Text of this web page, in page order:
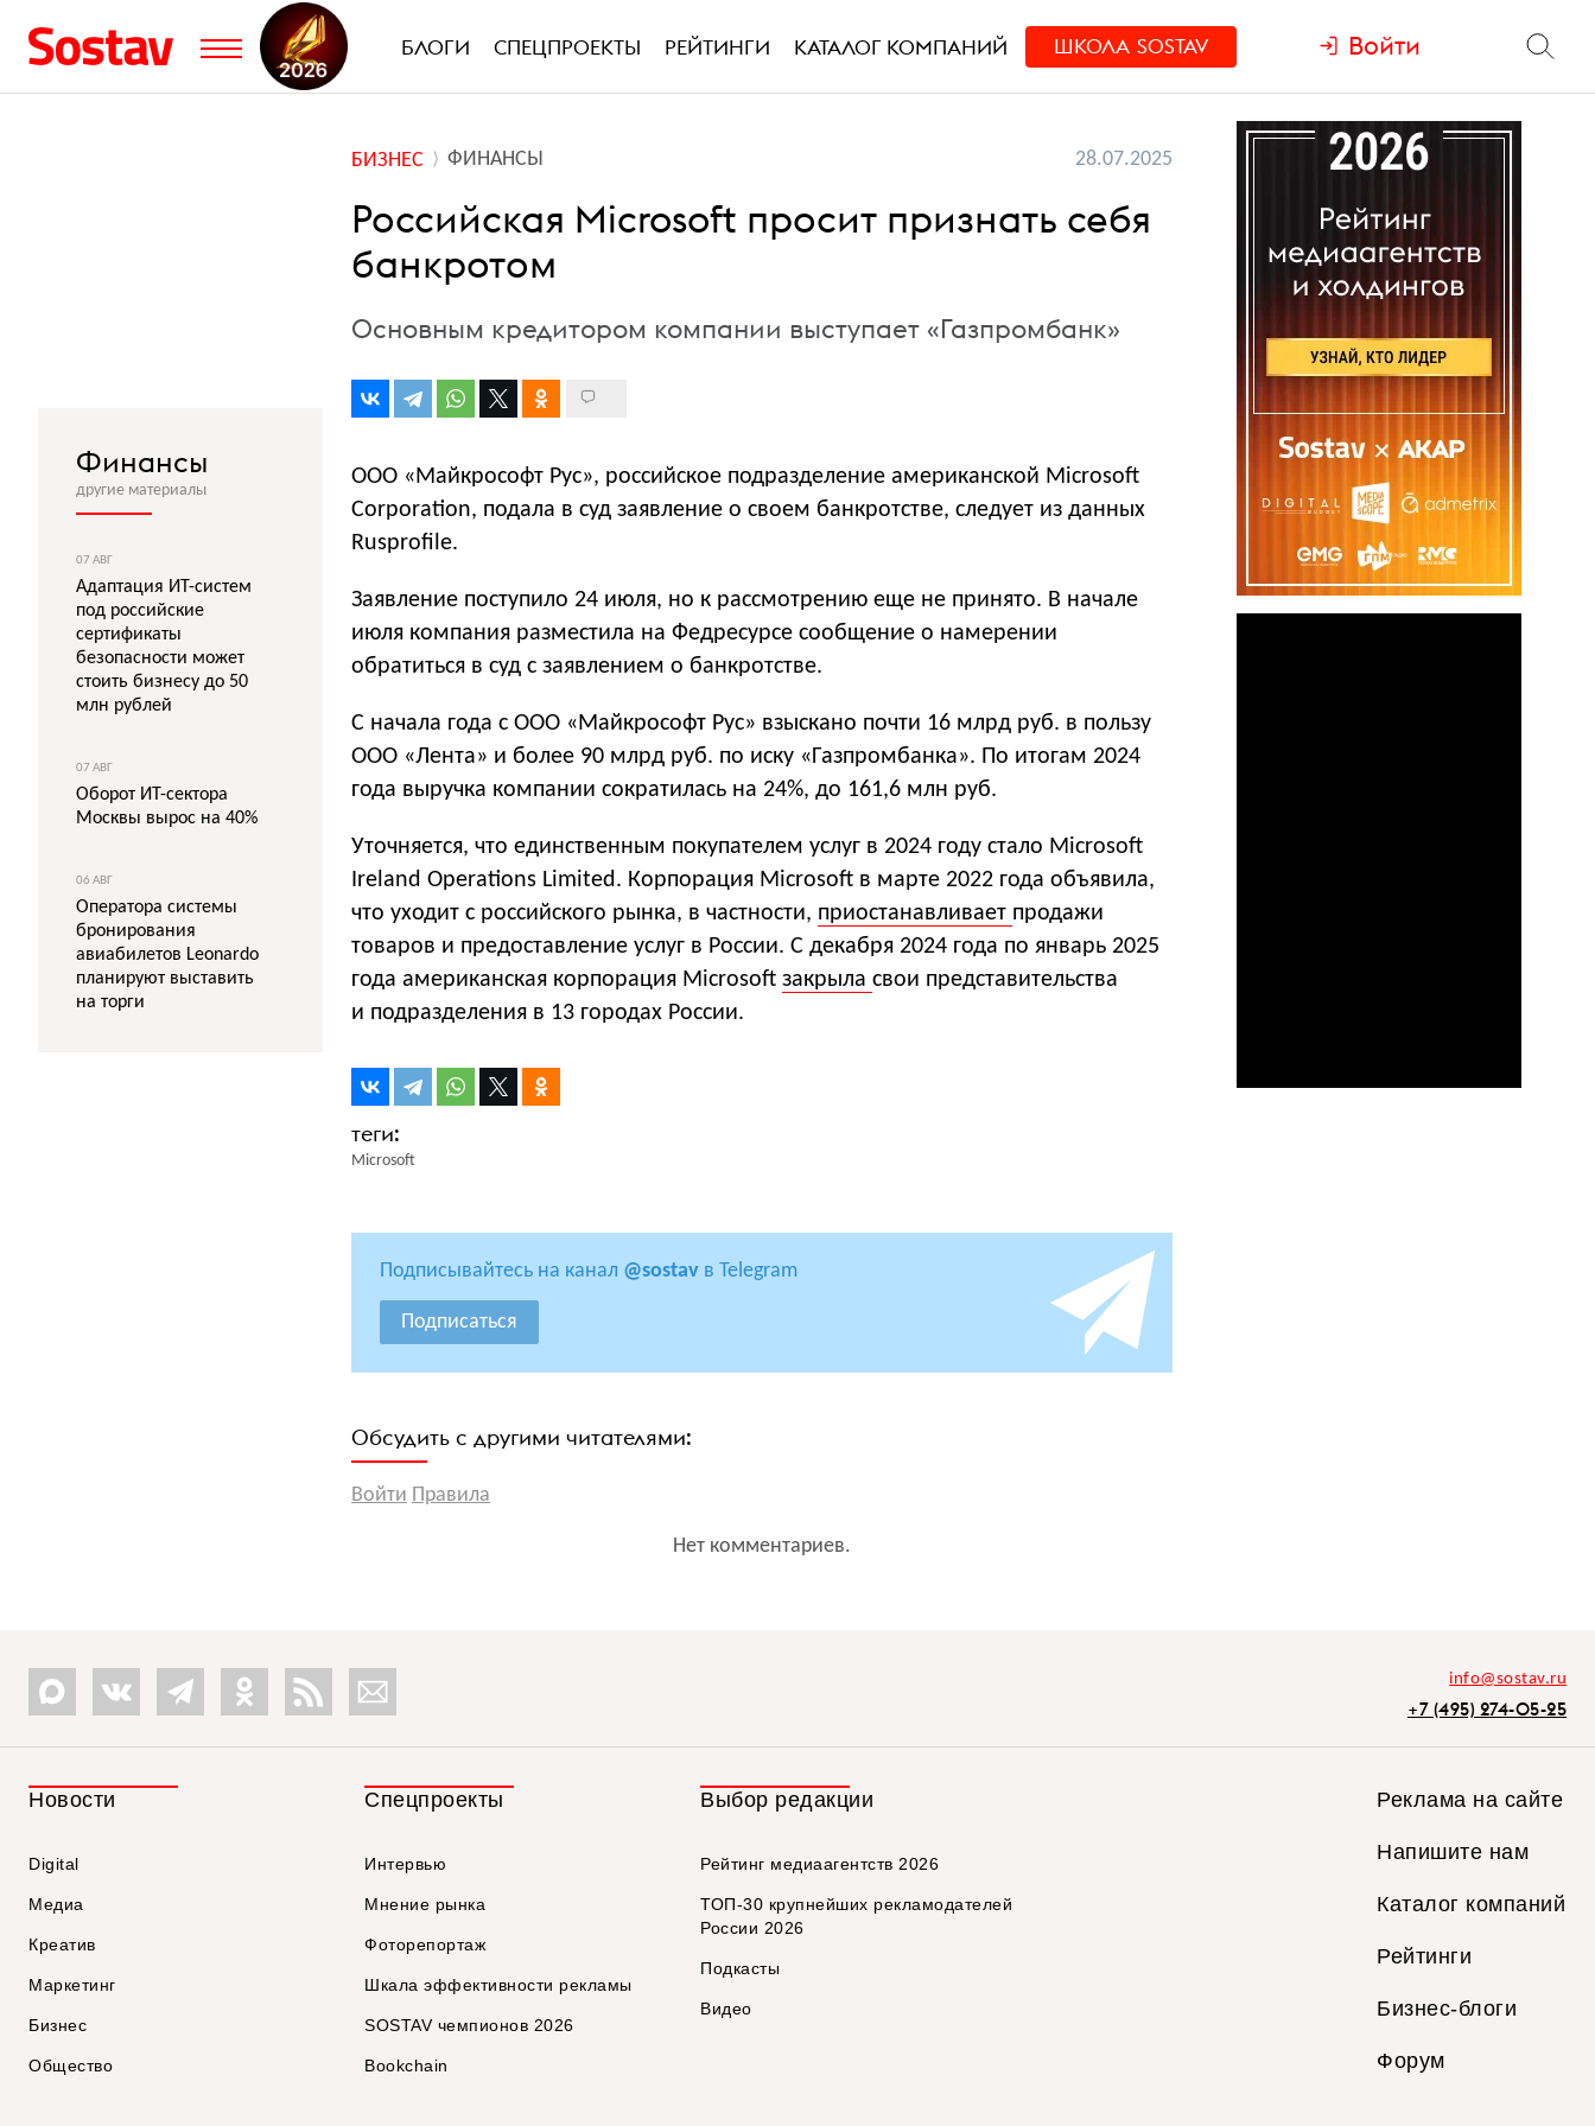
БЛОГИ СПЕЦПРОЕКТЫ РЕЙТИНГИ КАТАЛОГ КОМПАНИЙ ШКОЛА SOSTAV Войти
БИЗНЕС ФИНАНСЫ 28.07.2025
Российская Microsoft просит признать себя
банкротом
Основным кредитором компании выступает «Газпромбанк»
ООО «Майкрософт Рус», российское подразделение американской Microsoft
Corporation, подала в суд заявление о своем банкротстве, следует из данных
Rusprofile.
Заявление поступило 24 июля, но к рассмотрению еще не принято. В начале
июля компания разместила на Федресурсе сообщение о намерении
обратиться в суд с заявлением о банкротстве.
С начала года с ООО «Майкрософт Рус» взыскано почти 16 млрд руб. в пользу
ООО «Лента» и более 90 млрд руб. по иску «Газпромбанка». По итогам 2024
года выручка компании сократилась на 24%, до 161,6 млн руб.
Уточняется, что единственным покупателем услуг в 2024 году стало Microsoft
Ireland Operations Limited. Корпорация Microsoft в марте 2022 года объявила,
что уходит с российского рынка, в частности, приостанавливает продажи
товаров и предоставление услуг в России. С декабря 2024 года по январь 2025
года американская корпорация Microsoft закрыла свои представительства
и подразделения в 13 городах России.
Microsoft
Подписывайтесь на канал @sostav в Telegram
Подписаться
Обсудить с другими читателями:
Войти Правила
Нет комментариев.
Финансы
другие материалы
07 АВГ
Адаптация ИТ-систем
под российские
сертификаты
безопасности может
стоить бизнесу до 50
млн рублей
07 АВГ
Оборот ИТ-сектора
Москвы вырос на 40%
06 АВГ
Оператора системы
бронирования
авиабилетов Leonardo
планируют выставить
на торги
info@sostav.ru
+7 (495) 274-05-25
Новости
Digital
Медиа
Креатив
Маркетинг
Бизнес
Общество
Спецпроекты
Интервью
Мнение рынка
Фоторепортаж
Шкала эффективности рекламы
SOSTAV чемпионов 2026
Bookchain
Выбор редакции
Рейтинг медиаагентств 2026
ТОП-30 крупнейших рекламодателей
России 2026
Подкасты
Видео
Реклама на сайте
Напишите нам
Каталог компаний
Рейтинги
Бизнес-блоги
Форум